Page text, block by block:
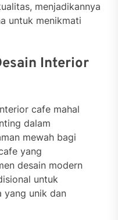
menjadikannya
untuk menikmati
Interior
cafe mahal
dalam
mewah bagi
yang
desain modern
untuk
yang unik dan